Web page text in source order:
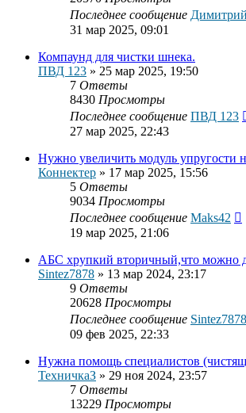
Последнее сообщение Димитрий
31 мар 2025, 09:01
Компаунд для чистки шнека.
ПВД 123 » 25 мар 2025, 19:50
7 Ответы
8430 Просмотры
Последнее сообщение ПВД 123
27 мар 2025, 22:43
Нужно увеличить модуль упругости
Коннектер » 17 мар 2025, 15:56
5 Ответы
9034 Просмотры
Последнее сообщение Maks42
19 мар 2025, 21:06
АБС хрупкий вторичный,что можно
Sintez7878 » 13 мар 2024, 23:17
9 Ответы
20628 Просмотры
Последнее сообщение Sintez7878
09 фев 2025, 22:33
Нужна помощь специалистов
ТехничкаЗ » 29 ноя 2024, 23:57
7 Ответы
13229 Просмотры